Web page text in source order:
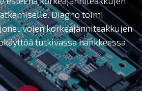
Diagno toimi
korkeajänniteakkujen
tutkivassa hankkeessa.